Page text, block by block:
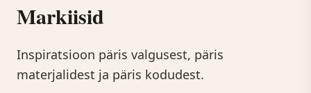
Markiisid
Inspiratsioon päris valgusest, päris
materjalidest ja päris kodudest.